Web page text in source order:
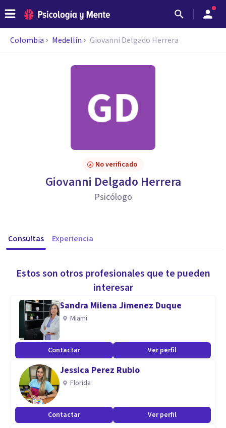
Colombia Medellín Giovanni Delgado Herrera
No verificado
Giovanni Delgado Herrera
Psicólogo
Consultas Experiencia
Estos son otros profesionales que te pueden
interesar
Sandra Milena Jimenez Duque
Miami
Contactar Ver perfil
Jessica Perez Rubio
Florida
Contactar Ver perfil